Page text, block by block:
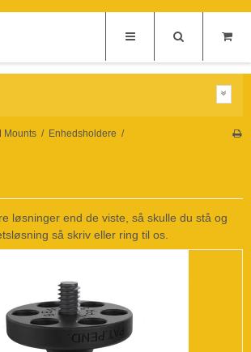
Mounts / Enhedsholdere /
løsninger end de viste, så skulle du stå og
så skriv eller ring til os.